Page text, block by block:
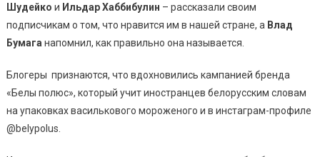
Шудейко и Ильдар Хаббибулин – рассказали своим
подписчикам о том, что нравится им в нашей стране, а Влад
Бумага напомнил, как правильно она называется.
Блогеры признаются, что вдохновились кампанией бренда
«Белы полюс», который учит иностранцев белорусским словам
на упаковках василькового мороженого и в инстаграм-профиле
@belypolus.